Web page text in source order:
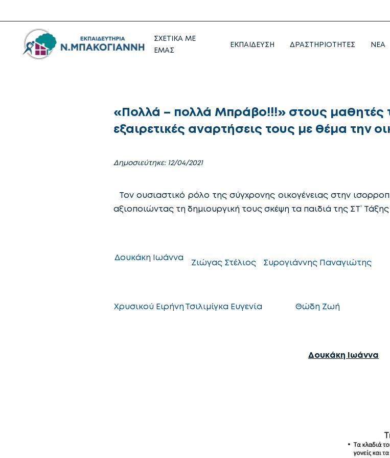
ΣΧΕΤΙΚΑ ΜΕ
ΕΜΑΣ
ΕΚΠΑΙΔΕΥΣΗ ΔΡΑΣΤΗΡΙΟΤΗΤΕΣ NEA
«Πολλά – πολλά Μπράβο!!!» στους μαθητές
εξαιρετικές αναρτήσεις τους με θέμα την
Δημοσιεύτηκε: 12/04/2021
Τον ουσιαστικό ρόλο της σύγχρονης οικογένειας στην
αξιοποιώντας τη δημιουργική τους σκέψη τα παιδιά της ΣΤ’
Δουκάκη Ιωάννα Ζιώγας Στέλιος Συρογιάννης Παναγιώτης
Χρυσικού ΕιρήνηΤσιλιμίγκα Ευγενία Θώδη Ζωή
Δουκάκη Ιωάννα